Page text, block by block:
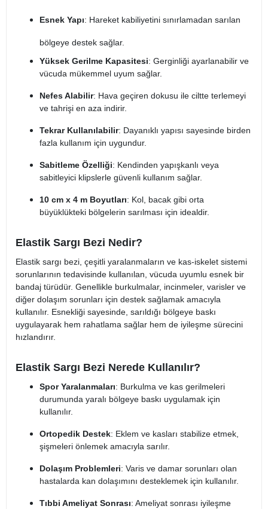
Esnek Yapı: Hareket kabiliyetini sınırlamadan sarılan
bölgeye destek sağlar.
Yüksek Gerilme Kapasitesi: Gerginliği ayarlanabilir ve
vücuda mükemmel uyum sağlar.
Nefes Alabilir: Hava geçiren dokusu ile ciltte terlemeyi
ve tahrişi en aza indirir.
Tekrar Kullanılabilir: Dayanıklı yapısı sayesinde birden
fazla kullanım için uygundur.
Sabitleme Özelliği: Kendinden yapışkanlı veya
sabitleyici klipslerle güvenli kullanım sağlar.
10 cm x 4 m Boyutları: Kol, bacak gibi orta
büyüklükteki bölgelerin sarılması için idealdir.
Elastik Sargı Bezi Nedir?
Elastik sargı bezi, çeşitli yaralanmaların ve kas-iskelet sistemi
sorunlarının tedavisinde kullanılan, vücuda uyumlu esnek bir
bandaj türüdür. Genellikle burkulmalar, incinmeler, varisler ve
diğer dolaşım sorunları için destek sağlamak amacıyla
kullanılır. Esnekliği sayesinde, sarıldığı bölgeye baskı
uygulayarak hem rahatlama sağlar hem de iyileşme sürecini
hızlandırır.
Elastik Sargı Bezi Nerede Kullanılır?
Spor Yaralanmaları: Burkulma ve kas gerilmeleri
durumunda yaralı bölgeye baskı uygulamak için
kullanılır.
Ortopedik Destek: Eklem ve kasları stabilize etmek,
şişmeleri önlemek amacıyla sarılır.
Dolaşım Problemleri: Varis ve damar sorunları olan
hastalarda kan dolaşımını desteklemek için kullanılır.
Tıbbi Ameliyat Sonrası: Ameliyat sonrası iyileşme